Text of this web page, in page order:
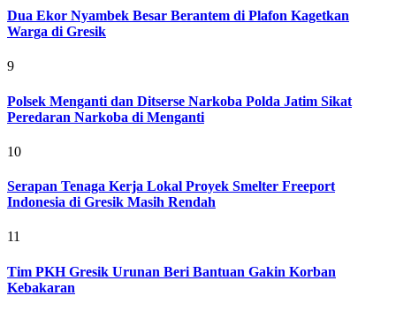
Dua Ekor Nyambek Besar Berantem di Plafon Kagetkan
Warga di Gresik
9
Polsek Menganti dan Ditserse Narkoba Polda Jatim Sikat
Peredaran Narkoba di Menganti
10
Serapan Tenaga Kerja Lokal Proyek Smelter Freeport
Indonesia di Gresik Masih Rendah
11
Tim PKH Gresik Urunan Beri Bantuan Gakin Korban
Kebakaran